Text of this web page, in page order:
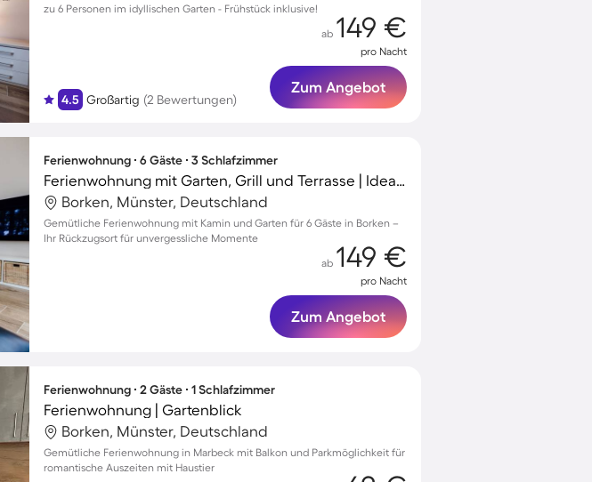
zu 6 Personen im idyllischen Garten - Frühstück inklusive!
4.5 Großartig (2 Bewertungen)
ab 149 €
pro Nacht
Zum Angebot
Ferienwohnung ∙ 6 Gäste ∙ 3 Schlafzimmer
Ferienwohnung mit Garten, Grill und Terrasse | Ideal für Homeoffice
Borken, Münster, Deutschland
Gemütliche Ferienwohnung mit Kamin und Garten für 6 Gäste in Borken –
Ihr Rückzugsort für unvergessliche Momente
ab 149 €
pro Nacht
Zum Angebot
Ferienwohnung ∙ 2 Gäste ∙ 1 Schlafzimmer
Ferienwohnung | Gartenblick
Borken, Münster, Deutschland
Gemütliche Ferienwohnung in Marbeck mit Balkon und Parkmöglichkeit für
romantische Auszeiten mit Haustier